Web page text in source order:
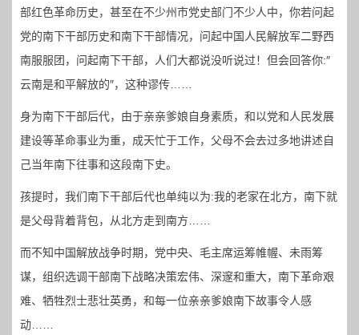
部红色革命历史，甚至在不少州市党史部门不少人中，你若问起
党的南下干部历史和南下干部情况，问起中国人民解放军二野西
南服服团，问起南下干部，人们大都说没听说过！但会回答你:″
云南是和平解放的″，这种谬传……
身为南下干部后代，由于亲亲爹娘自身素质，和以党和人民发展
建设等革命事业为重，成天忙于工作，父母不会去过多地讲述自
己当年南下往事和这段南下史。
孩提时，我们南下干部后代也单纯以为:我的老家在北方，南下就
是父母背着背包，从北方走到南方……
而不知中国解放战争时期，党中央、毛主席运筹帷幄、未雨筹
谋，组织选调干部南下战略决策宏伟、深邃和重大，南下革命艰
难、牺牲烈士悲壮英勇，和每一位亲亲爹娘南下故事令人感
动……